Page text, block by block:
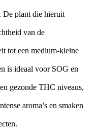
De plant die hieruit
van de
tot een medium-kleine
is ideaal voor SOG en
gezonde THC niveaus,
aroma’s en smaken